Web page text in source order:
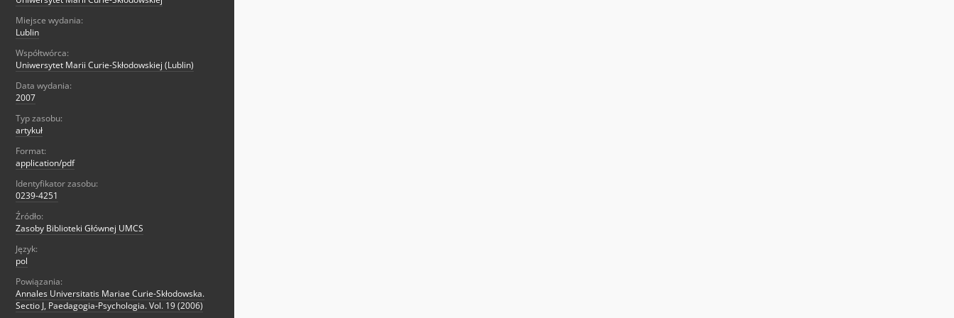
Miejsce wydania:
Lublin
Współtwórca:
Uniwersytet Marii Curie-Skłodowskiej (Lublin)
Data wydania:
2007
Typ zasobu:
artykuł
Format:
application/pdf
Identyfikator zasobu:
0239-4251
Źródło:
Zasoby Biblioteki Głównej UMCS
Język:
pol
Powiązania:
Annales Universitatis Mariae Curie-Skłodowska.
Sectio J, Paedagogia-Psychologia. Vol. 19 (2006)